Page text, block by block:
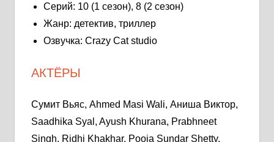
Серий: 10 (1 сезон), 8 (2 сезон)
Жанр: детектив, триллер
Озвучка: Crazy Cat studio
АКТЁРЫ
Сумит Вьяс, Ahmed Masi Wali, Аниша Виктор,
Saadhika Syal, Ayush Khurana, Prabhneet
Singh, Ridhi Khakhar, Pooja Sundar Shetty,